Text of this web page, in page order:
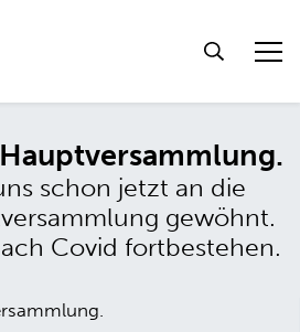
schon jetzt an die
gewöhnt.
Covid fortbestehen.